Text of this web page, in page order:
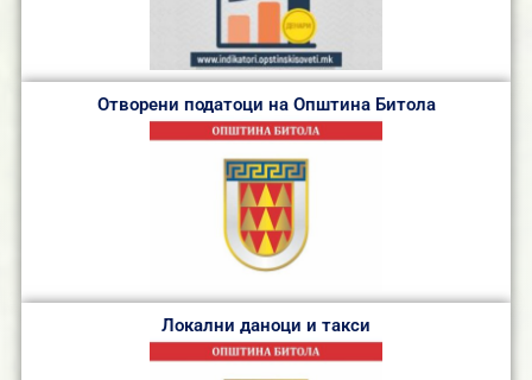
Отворени податоци на Општина Битола
Локални даноци и такси